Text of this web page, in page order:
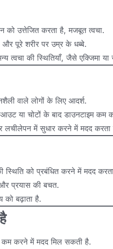
उत्तेजित करता है, मजबूत त्वचा.
और पूरे शरीर पर उम्र के धब्बे.
त्वचा की स्थितियाँ, जैसे एक्जिमा या
वाले लोगों के लिए आदर्श.
या चोटों के बाद डाउनटाइम कम
लचीलेपन में सुधार करने में मदद करता
को प्रबंधित करने में मदद
प्रयास की बचत.
बढ़ाता है.
कम करने में मदद मिल सकती है.